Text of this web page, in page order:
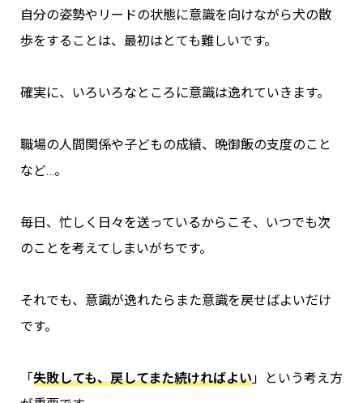
自分の姿勢やリードの状態に意識を向けながら犬の散
歩をすることは、最初はとても難しいです。
確実に、いろいろなところに意識は逸れていきます。
職場の人間関係や子どもの成績、晩御飯の支度のこと
など…。
毎日、忙しく日々を送っているからこそ、いつでも次
のことを考えてしまいがちです。
それでも、意識が逸れたらまた意識を戻せばよいだけ
です。
「失敗しても、戻してまた続ければよい」という考え方